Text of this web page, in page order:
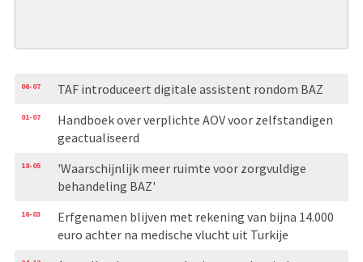
06-07 TAF introduceert digitale assistent rondom BAZ
01-07
Handboek over verplichte AOV voor zelfstandigen
geactualiseerd
18-05
'Waarschijnlijk meer ruimte voor zorgvuldige
behandeling BAZ'
16-03
Erfgenamen blijven met rekening van bijna 14.000
euro achter na medische vlucht uit Turkije